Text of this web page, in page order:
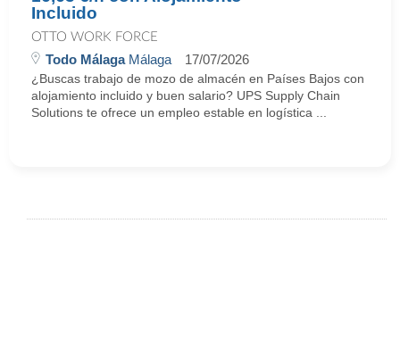
Incluido
OTTO WORK FORCE
Todo MálagaMálaga 17/07/2026
¿Buscas trabajo de mozo de almacén en Países Bajos con
alojamiento incluido y buen salario? UPS Supply Chain
Solutions te ofrece un empleo estable en logística ...